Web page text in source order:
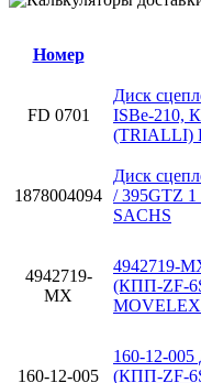
Номер
FD 0701
Диск
ISBe-210,
(TRIALLI)
1878004094
Диск
/ 395GTZ 1
SACHS
4942719-
MX
4942719-
(КПП-ZF-
MOVELEX
160-12-005
160-12-
(КПП-ZF-